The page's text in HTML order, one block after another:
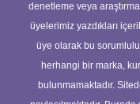
denetleme veya
üyelerimiz yazdıkları
üye olarak bu
herhangi bir marka,
bulunmamaktadır.